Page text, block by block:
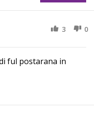
3 0
ful postarana in